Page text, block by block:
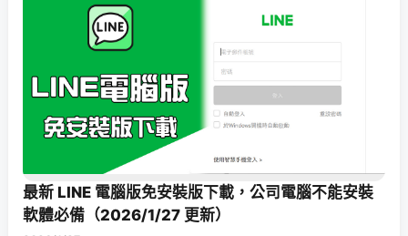
最新 LINE 電腦版免安裝版下載，公司電腦不能安裝
軟體必備（2026/1/27 更新）